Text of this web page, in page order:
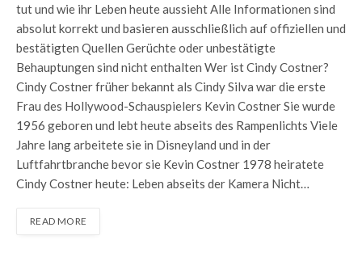
tut und wie ihr Leben heute aussieht Alle Informationen sind
absolut korrekt und basieren ausschließlich auf offiziellen und
bestätigten Quellen Gerüchte oder unbestätigte
Behauptungen sind nicht enthalten Wer ist Cindy Costner?
Cindy Costner früher bekannt als Cindy Silva war die erste
Frau des Hollywood-Schauspielers Kevin Costner Sie wurde
1956 geboren und lebt heute abseits des Rampenlichts Viele
Jahre lang arbeitete sie in Disneyland und in der
Luftfahrtbranche bevor sie Kevin Costner 1978 heiratete
Cindy Costner heute: Leben abseits der Kamera Nicht…
READ MORE